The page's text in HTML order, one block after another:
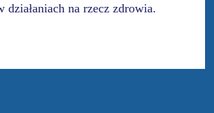
działaniach na rzecz zdrowia.